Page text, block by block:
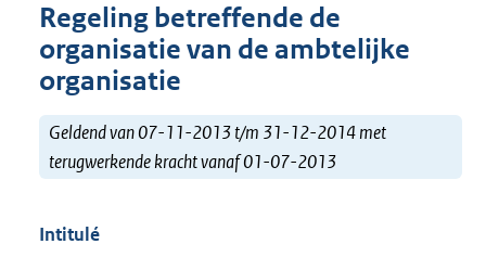
Regeling betreffende de
organisatie van de ambtelijke
organisatie
Geldend van 07-11-2013 t/m 31-12-2014 met
terugwerkende kracht vanaf 01-07-2013
Intitulé